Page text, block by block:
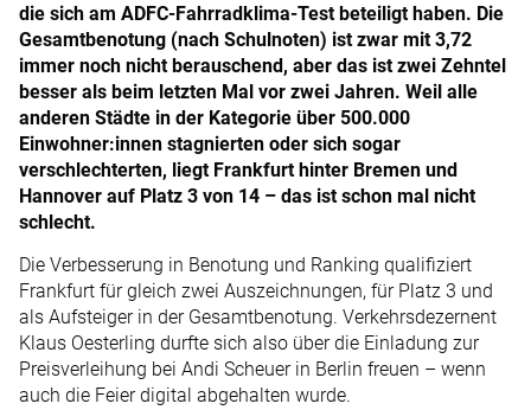
die sich am ADFC-Fahrradklima-Test beteiligt haben. Die
Gesamtbenotung (nach Schulnoten) ist zwar mit 3,72
immer noch nicht berauschend, aber das ist zwei Zehntel
besser als beim letzten Mal vor zwei Jahren. Weil alle
anderen Städte in der Kategorie über 500.000
Einwohner:innen stagnierten oder sich sogar
verschlechterten, liegt Frankfurt hinter Bremen und
Hannover auf Platz 3 von 14 – das ist schon mal nicht
schlecht.
Die Verbesserung in Benotung und Ranking qualifiziert
Frankfurt für gleich zwei Auszeichnungen, für Platz 3 und
als Aufsteiger in der Gesamtbenotung. Verkehrsdezernent
Klaus Oesterling durfte sich also über die Einladung zur
Preisverleihung bei Andi Scheuer in Berlin freuen – wenn
auch die Feier digital abgehalten wurde.